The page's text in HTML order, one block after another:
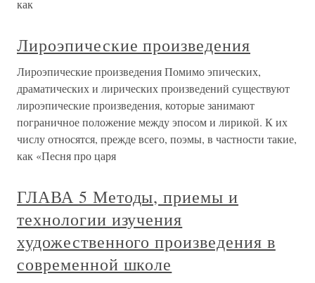
как
Лироэпические произведения
Лироэпические произведения Помимо эпических,
драматических и лирических произведений существуют
лироэпические произведения, которые занимают
пограничное положение между эпосом и лирикой. К их
числу относятся, прежде всего, поэмы, в частности такие,
как «Песня про царя
ГЛАВА 5 Методы, приемы и
технологии изучения
художественного произведения в
современной школе